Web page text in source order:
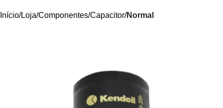
Início Loja Componentes Capacitor Normal